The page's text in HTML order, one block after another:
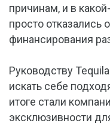
причинам, и в
просто отказались
финансирования
Руководству
искать себе
итоге стали
эксклюзивности